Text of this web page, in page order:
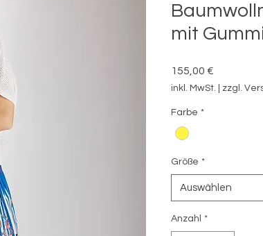
mit
155,00 €Preis
inkl. MwSt. zzgl.
Farbe *
Größe *
Auswählen
Anzahl *